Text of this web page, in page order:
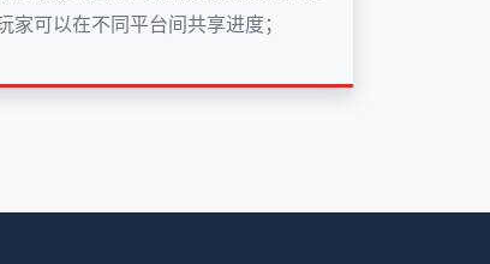
家可以在不同平台间共享进度；